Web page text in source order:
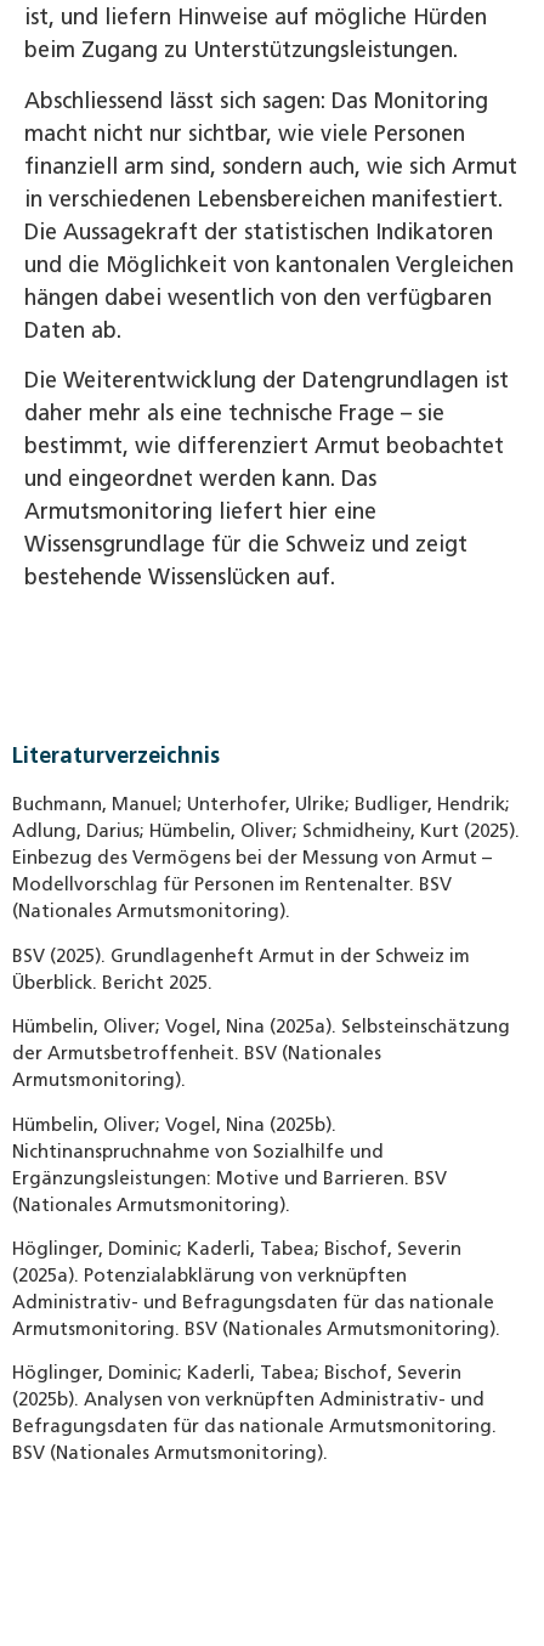
ist, und liefern Hinweise auf mögliche Hürden
beim Zugang zu Unterstützungsleistungen.
Abschliessend lässt sich sagen: Das Monitoring
macht nicht nur sichtbar, wie viele Personen
finanziell arm sind, sondern auch, wie sich Armut
in verschiedenen Lebensbereichen manifestiert.
Die Aussagekraft der statistischen Indikatoren
und die Möglichkeit von kantonalen Vergleichen
hängen dabei wesentlich von den verfügbaren
Daten ab.
Die Weiterentwicklung der Datengrundlagen ist
daher mehr als eine technische Frage – sie
bestimmt, wie differenziert Armut beobachtet
und eingeordnet werden kann. Das
Armutsmonitoring liefert hier eine
Wissensgrundlage für die Schweiz und zeigt
bestehende Wissenslücken auf.
Literaturverzeichnis
Buchmann, Manuel; Unterhofer, Ulrike; Budliger, Hendrik;
Adlung, Darius; Hümbelin, Oliver; Schmidheiny, Kurt (2025).
Einbezug des Vermögens bei der Messung von Armut –
Modellvorschlag für Personen im Rentenalter. BSV
(Nationales Armutsmonitoring).
BSV (2025). Grundlagenheft Armut in der Schweiz im
Überblick. Bericht 2025.
Hümbelin, Oliver; Vogel, Nina (2025a). Selbsteinschätzung
der Armutsbetroffenheit. BSV (Nationales
Armutsmonitoring).
Hümbelin, Oliver; Vogel, Nina (2025b).
Nichtinanspruchnahme von Sozialhilfe und
Ergänzungsleistungen: Motive und Barrieren. BSV
(Nationales Armutsmonitoring).
Höglinger, Dominic; Kaderli, Tabea; Bischof, Severin
(2025a). Potenzialabklärung von verknüpften
Administrativ- und Befragungsdaten für das nationale
Armutsmonitoring. BSV (Nationales Armutsmonitoring).
Höglinger, Dominic; Kaderli, Tabea; Bischof, Severin
(2025b). Analysen von verknüpften Administrativ- und
Befragungsdaten für das nationale Armutsmonitoring.
BSV (Nationales Armutsmonitoring).